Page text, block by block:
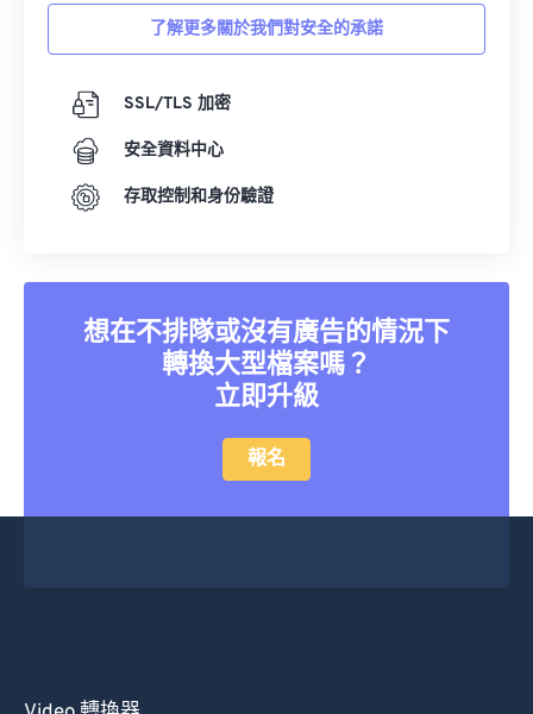
了解更多關於我們對安全的承諾
SSL/TLS 加密
安全資料中心
存取控制和身份驗證
想在不排隊或沒有廣告的情況下
轉換大型檔案嗎？
立即升級
報名